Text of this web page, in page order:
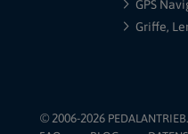
GPS
Griffe,
© 2006-2026